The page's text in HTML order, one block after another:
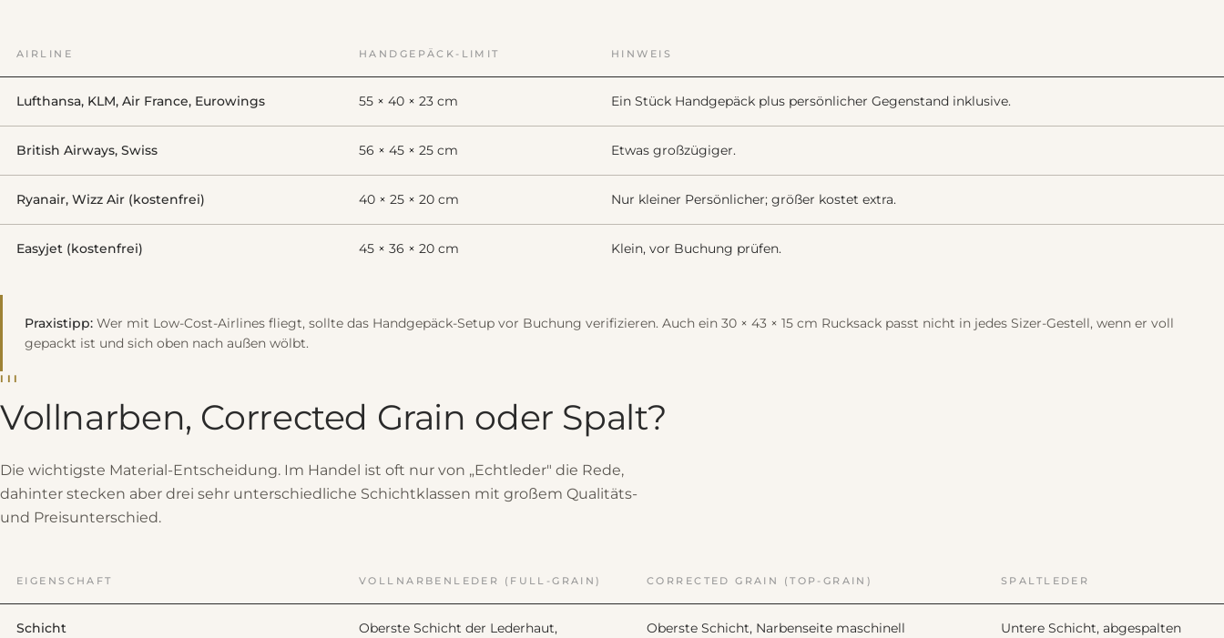
AIRLINE HANDGEPÄCK-LIMIT HINWEIS
Lufthansa, KLM, Air France, Eurowings 55 × 40 × 23 cm Ein Stück Handgepäck plus persönlicher Gegenstand inklusive.
British Airways, Swiss 56 × 45 × 25 cm Etwas großzügiger.
Ryanair, Wizz Air (kostenfrei) 40 × 25 × 20 cm Nur kleiner Persönlicher; größer kostet extra.
Easyjet (kostenfrei) 45 × 36 × 20 cm Klein, vor Buchung prüfen.
Praxistipp: Wer mit Low-Cost-Airlines fliegt, sollte das Handgepäck-Setup vor Buchung verifizieren. Auch ein 30 × 43 × 15 cm Rucksack passt nicht in jedes Sizer-Gestell, wenn er voll
gepackt ist und sich oben nach außen wölbt.
III
Vollnarben, Corrected Grain oder Spalt?
Die wichtigste Material-Entscheidung. Im Handel ist oft nur von „Echtleder" die Rede,
dahinter stecken aber drei sehr unterschiedliche Schichtklassen mit großem Qualitäts-
und Preisunterschied.
EIGENSCHAFT VOLLNARBENLEDER (FULL-GRAIN) CORRECTED GRAIN (TOP-GRAIN) SPALTLEDER
Schicht
Oberste Schicht der Lederhaut,
Oberste Schicht, Narbenseite maschinell
Untere Schicht, abgespalten